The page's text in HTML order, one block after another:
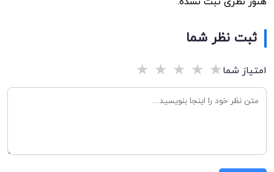
ثبت نظر شما
امتیاز شما★
★
★
★
★